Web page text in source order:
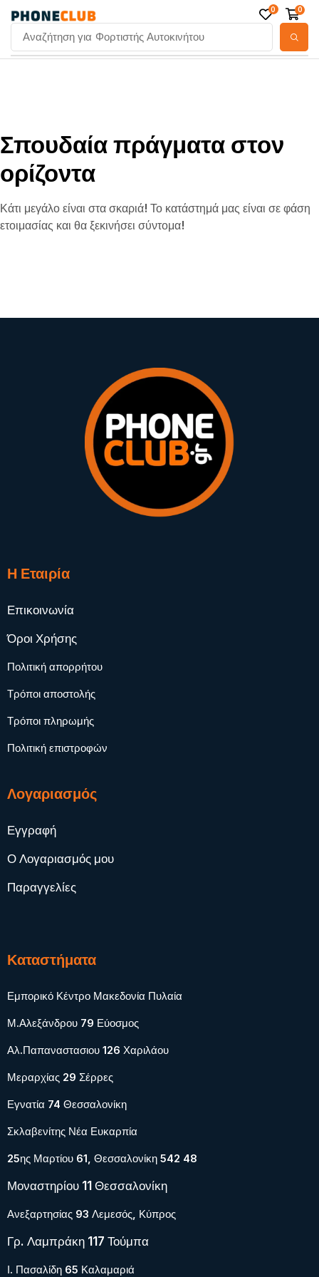
Αναζήτηση για Φορτιστής Αυτοκινήτου
0 0
Σπουδαία πράγματα στον
ορίζοντα
Κάτι μεγάλο είναι στα σκαριά! Το κατάστημά μας είναι σε φάση
ετοιμασίας και θα ξεκινήσει σύντομα!
Η Εταιρία
Επικοινωνία
Όροι Χρήσης
Πολιτική απορρήτου
Τρόποι αποστολής
Τρόποι πληρωμής
Πολιτική επιστροφών
Λογαριασμός
Εγγραφή
Ο Λογαριασμός μου
Παραγγελίες
Καταστήματα
Εμπορικό Κέντρο Μακεδονία Πυλαία
Μ.Αλεξάνδρου 79 Εύοσμος
Αλ.Παπαναστασιου 126 Χαριλάου
Μεραρχίας 29 Σέρρες
Εγνατία 74 Θεσσαλονίκη
Σκλαβενίτης Νέα Ευκαρπία
25ης Μαρτίου 61, Θεσσαλονίκη 542 48
Μοναστηρίου 11 Θεσσαλονίκη
Ανεξαρτησίας 93 Λεμεσός, Κύπρος
Γρ. Λαμπράκη 117 Τούμπα
Ι. Πασαλίδη 65 Καλαμαριά